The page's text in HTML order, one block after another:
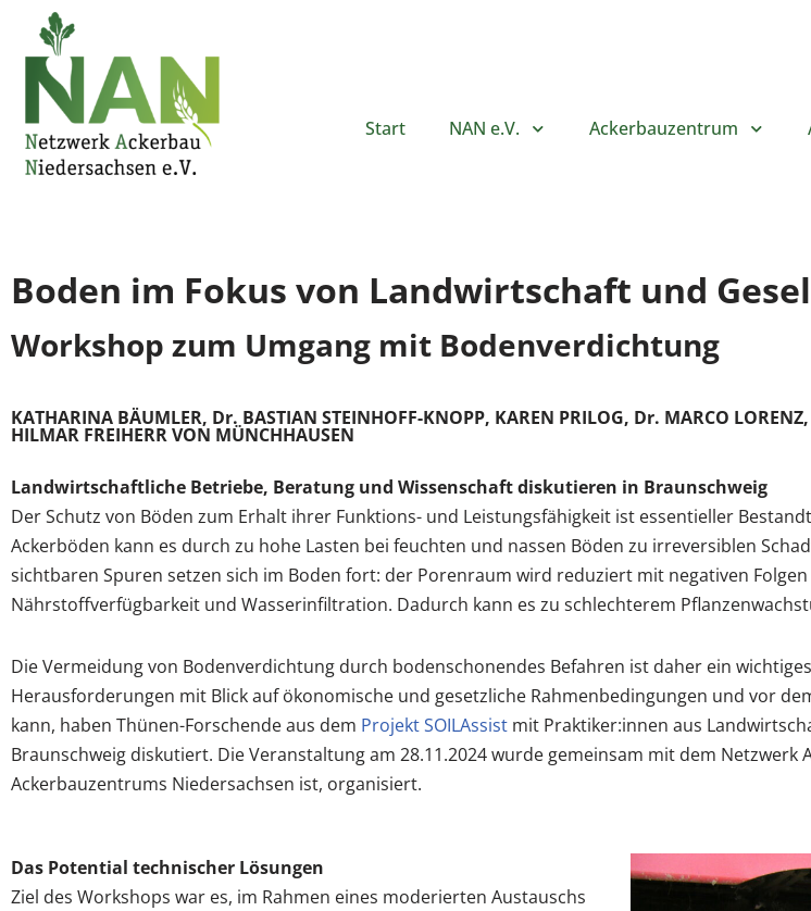
Zum
Inhalt
springen
Start NAN e.V. Ackerbauzentrum
Boden im Fokus von Landwirtschaft und
Workshop zum Umgang mit Bodenverdichtung
KATHARINA BÄUMLER, Dr. BASTIAN STEINHOFF-KNOPP, KAREN PRILOG, Dr. MARCO
HILMAR FREIHERR VON MÜNCHHAUSEN
Landwirtschaftliche Betriebe, Beratung und Wissenschaft diskutieren in Braunschweig
Der Schutz von Böden zum Erhalt ihrer Funktions- und Leistungsfähigkeit ist essentieller
Ackerböden kann es durch zu hohe Lasten bei feuchten und nassen Böden zu irreversiblen
sichtbaren Spuren setzen sich im Boden fort: der Porenraum wird reduziert mit negativen
Nährstoffverfügbarkeit und Wasserinfiltration. Dadurch kann es zu schlechterem
Die Vermeidung von Bodenverdichtung durch bodenschonendes Befahren ist daher ein
Herausforderungen mit Blick auf ökonomische und gesetzliche Rahmenbedingungen und vor
kann, haben Thünen-Forschende aus dem Projekt SOILAssist mit Praktiker:innen aus
Braunschweig diskutiert. Die Veranstaltung am 28.11.2024 wurde gemeinsam mit dem Netzwerk
Ackerbauzentrums Niedersachsen ist, organisiert.
Das Potential technischer Lösungen
Ziel des Workshops war es, im Rahmen eines moderierten Austauschs